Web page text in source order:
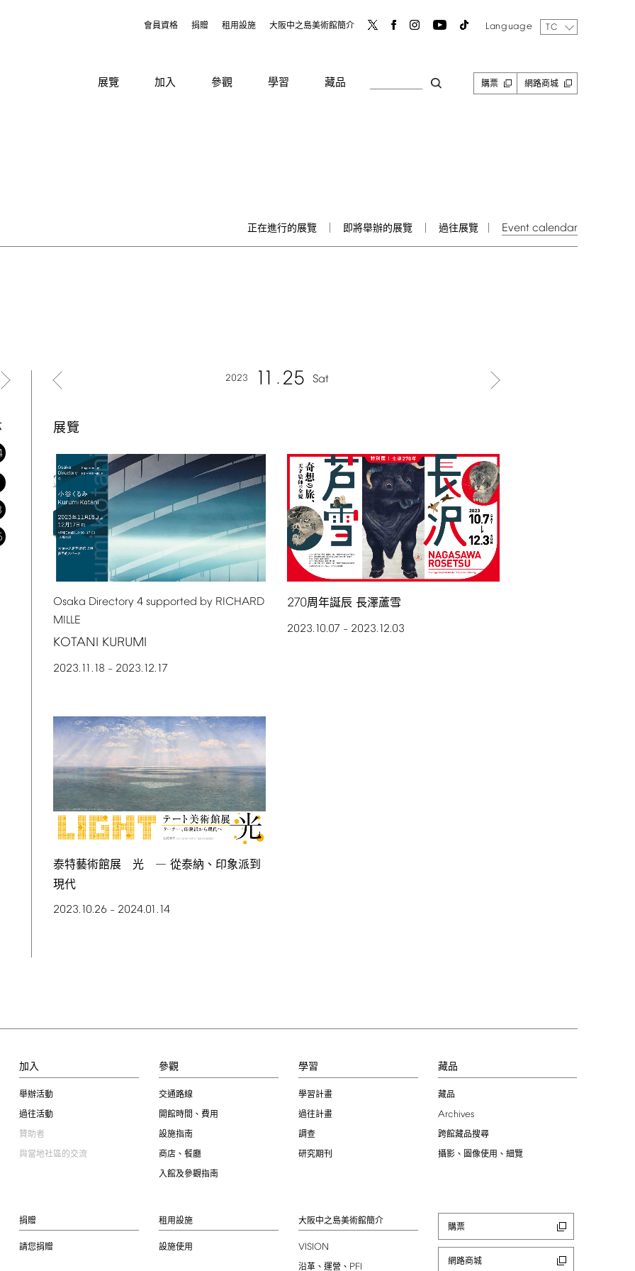
會員資格 捐贈 租用設施 大阪中之島美術館簡介 Language TC
展覽 加入 參觀 學習 藏品 購票 網路商城
正在進行的展覽 即將舉辦的展覽 過往展覽 Event calendar
2023 11 25 Sat
展覽
Osaka Directory 4 supported by RICHARD
MILLE
KOTANI KURUMI
2023.11.18 – 2023.12.17
270周年誕辰 長澤蘆雪
2023.10.07 – 2023.12.03
泰特藝術館展 光 ― 從泰納、印象派到
現代
2023.10.26 – 2024.01.14
加入
舉辦活動
過往活動
贊助者
與當地社區的交流
參觀
交通路線
開館時間、費用
設施指南
商店、餐廳
入館及參觀指南
學習
學習計畫
過往計畫
調查
研究期刊
藏品
藏品
Archives
跨館藏品搜尋
攝影、圖像使用、細覽
捐贈
請您捐贈
租用設施
設施使用
大阪中之島美術館簡介
VISION
沿革、運營、 PFI
購票
網路商城